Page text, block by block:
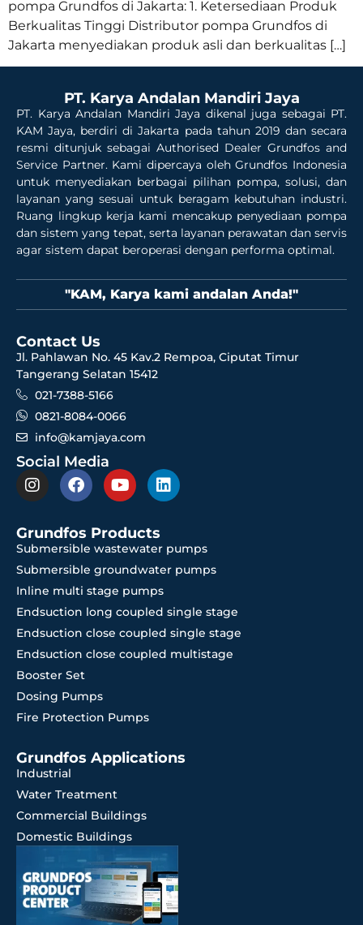
pompa Grundfos di Jakarta: 1. Ketersediaan Produk
Berkualitas Tinggi Distributor pompa Grundfos di
Jakarta menyediakan produk asli dan berkualitas […]
PT. Karya Andalan Mandiri Jaya
PT. Karya Andalan Mandiri Jaya dikenal juga sebagai PT.
KAM Jaya, berdiri di Jakarta pada tahun 2019 dan secara
resmi ditunjuk sebagai Authorised Dealer Grundfos and
Service Partner. Kami dipercaya oleh Grundfos Indonesia
untuk menyediakan berbagai pilihan pompa, solusi, dan
layanan yang sesuai untuk beragam kebutuhan industri.
Ruang lingkup kerja kami mencakup penyediaan pompa
dan sistem yang tepat, serta layanan perawatan dan servis
agar sistem dapat beroperasi dengan performa optimal.
"KAM, Karya kami andalan Anda!"
Contact Us
Jl. Pahlawan No. 45 Kav.2 Rempoa, Ciputat Timur
Tangerang Selatan 15412
021-7388-5166
0821-8084-0066
info@kamjaya.com
Social Media
Grundfos Products
Submersible wastewater pumps
Submersible groundwater pumps
Inline multi stage pumps
Endsuction long coupled single stage
Endsuction close coupled single stage
Endsuction close coupled multistage
Booster Set
Dosing Pumps
Fire Protection Pumps
Grundfos Applications
Industrial
Water Treatment
Commercial Buildings
Domestic Buildings